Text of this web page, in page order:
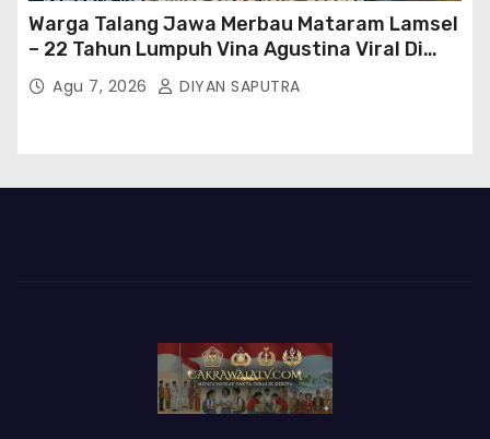
Warga Talang Jawa Merbau Mataram Lamsel
– 22 Tahun Lumpuh Vina Agustina Viral Di
Tiktok Inginkan Kursi Roda Listrik, Kepala
Perwakilan Provinsi Lampung Media
Agu 7, 2026 DIYAN SAPUTRA